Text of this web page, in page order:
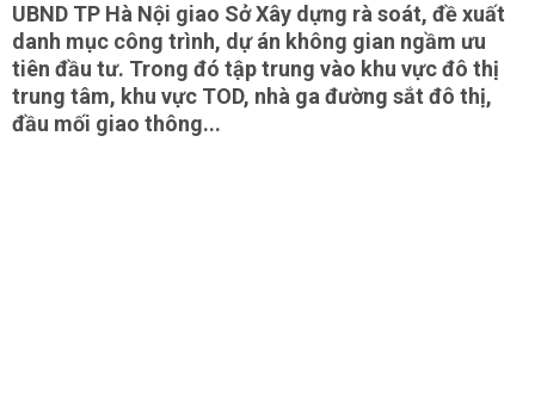
UBND TP Hà Nội giao Sở Xây dựng rà soát, đề xuất
danh mục công trình, dự án không gian ngầm ưu
tiên đầu tư. Trong đó tập trung vào khu vực đô thị
trung tâm, khu vực TOD, nhà ga đường sắt đô thị,
đầu mối giao thông...